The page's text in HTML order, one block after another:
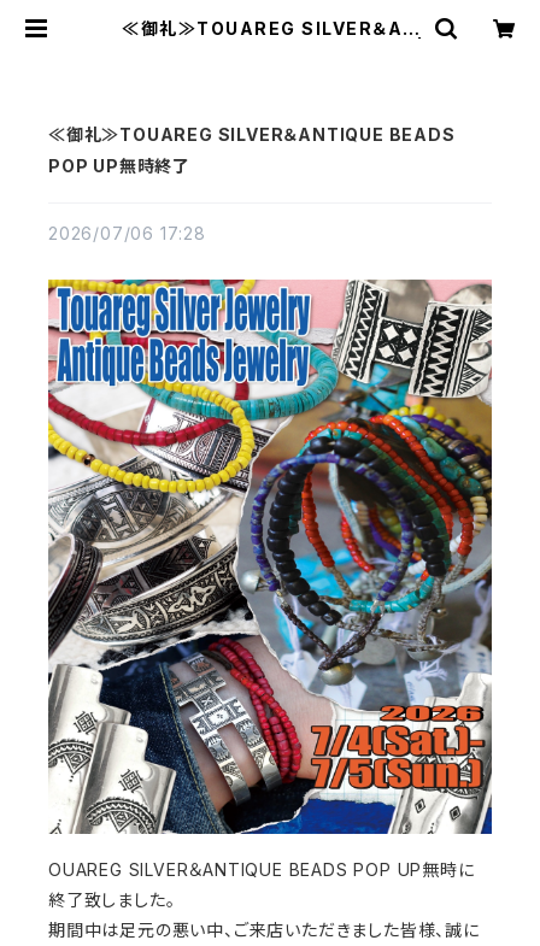
≪御礼≫TOUAREG SILVER＆AN
≪御礼≫TOUAREG SILVER＆ANTIQUE BEADS
POP UP無時終了
2026/07/06 17:28
OUAREG SILVER＆ANTIQUE BEADS POP UP無時に
終了致しました。
期間中は足元の悪い中、ご来店いただきました皆様、誠に